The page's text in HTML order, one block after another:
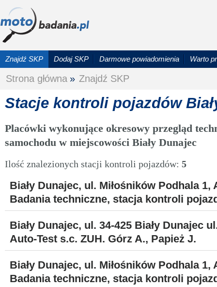
Znajdź SKP Dodaj SKP Darmowe powiadomienia Warto
Strona główna » Znajdź SKP
Stacje kontroli pojazdów
Placówki wykonujące okresowy przegląd
samochodu w miejscowości Biały Dunajec
Ilość znalezionych stacji kontroli pojazdów: 5
Biały Dunajec, ul. Miłośników Podhala 1,
Badania techniczne, stacja kontroli
Biały Dunajec, ul. 34-425 Biały Dunajec
Auto-Test s.c. ZUH. Górz A., Papież J.
Biały Dunajec, ul. Miłośników Podhala 1,
Badania techniczne, stacja kontroli